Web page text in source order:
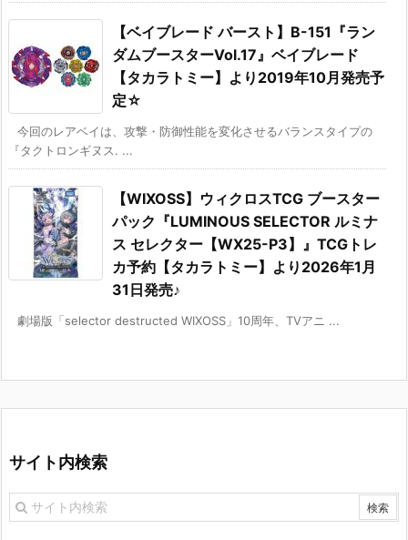
【ベイブレード バースト】B-151『ラン
ダムブースターVol.17』ベイブレード
【タカラトミー】より2019年10月発売予
定☆
今回のレアベイは、攻撃・防御性能を変化させるバランスタイプの
『タクトロンギヌス. ...
【WIXOSS】ウィクロスTCG ブースター
パック『LUMINOUS SELECTOR ルミナ
ス セレクター【WX25-P3】』TCGトレ
カ予約【タカラトミー】より2026年1月
31日発売♪
劇場版「selector destructed WIXOSS」10周年、TVアニ ...
サイト内検索